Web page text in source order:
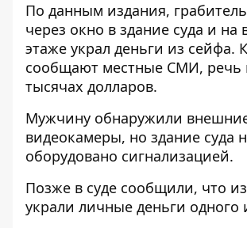
По данным издания, грабитель
через окно в здание суда и на
этаже украл деньги из сейфа.
сообщают местные СМИ, речь
тысячах долларов.
Мужчину обнаружили
видеокамеры, но здание суда
оборудовано сигнализацией.
Позже в суде сообщили, что
украли личные деньги одного